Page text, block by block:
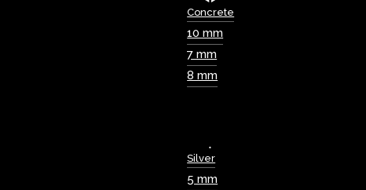
Concrete
10 mm
7 mm
8 mm
Silver
5 mm